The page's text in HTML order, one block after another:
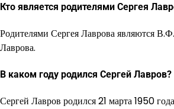
Кто является родителями Сергея
Родителями Сергея Лаврова являются
Лаврова.
В каком году родился Сергей Лавров?
Сергей Лавров родился 21 марта 1950